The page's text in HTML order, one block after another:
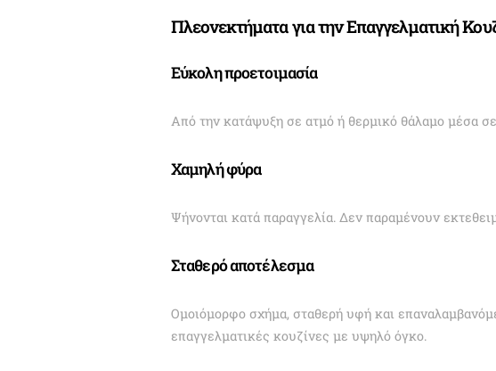
Πλεονεκτήματα για την Επαγγελματική
Εύκολη προετοιμασία
Από την κατάψυξη σε ατμό ή θερμικό θάλαμο μέσα
Χαμηλή φύρα
Ψήνονται κατά παραγγελία. Δεν παραμένουν
Σταθερό αποτέλεσμα
Ομοιόμορφο σχήμα, σταθερή υφή και
επαγγελματικές κουζίνες με υψηλό όγκο.